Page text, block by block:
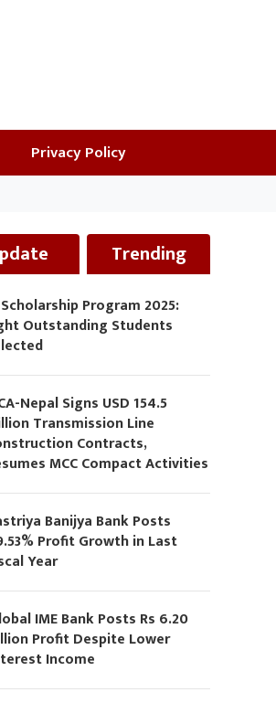
Privacy Policy
Trending
Program 2025:
Outstanding Students
Nepal Signs USD 154.5
Transmission Line
Contracts,
MCC Compact Activities
Banijya Bank Posts
Profit Growth in Last
Year
IME Bank Posts Rs 6.20
Profit Despite Lower
Income